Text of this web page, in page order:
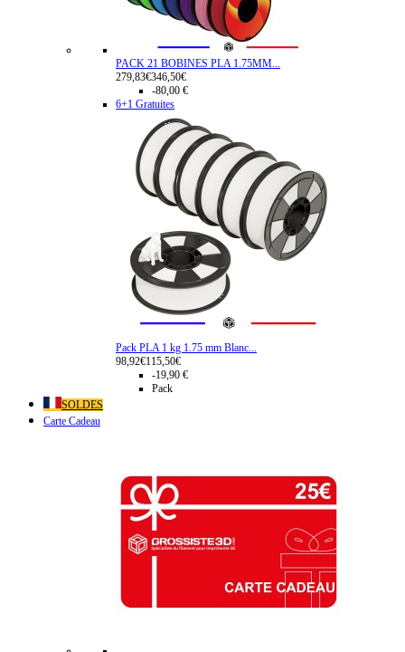
PACK 21 BOBINES PLA 1.75MM...
279,83€346,50€
-80,00 €
6+1 Gratuites
Pack PLA 1 kg 1.75 mm Blanc...
98,92€115,50€
-19,90 €
Pack
SOLDES
Carte Cadeau